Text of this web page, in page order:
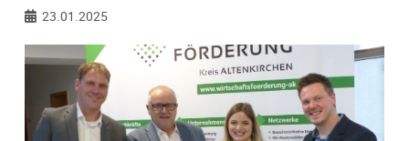
23.01.2025